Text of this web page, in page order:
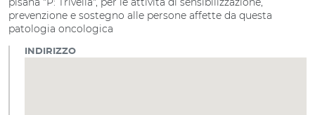
prevenzione e sostegno alle persone affette da questa
patologia oncologica
INDIRIZZO